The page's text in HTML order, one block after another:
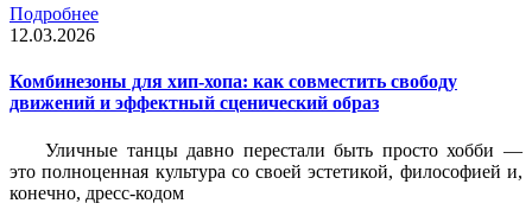
Подробнее
12.03.2026
Комбинезоны для хип-хопа: как совместить свободу
движений и эффектный сценический образ
Уличные танцы давно перестали быть просто хобби —
это полноценная культура со своей эстетикой, философией и,
конечно, дресс-кодом